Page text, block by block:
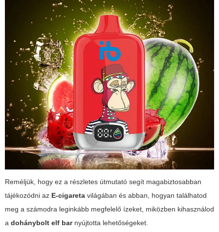
Reméljük, hogy ez a részletes útmutató segít magabiztosabban
tájékozódni az E-cigareta világában és abban, hogyan találhatod
meg a számodra leginkább megfelelő ízeket, miközben kihasználod
a dohánybolt elf barnyújtotta lehetőségeket.